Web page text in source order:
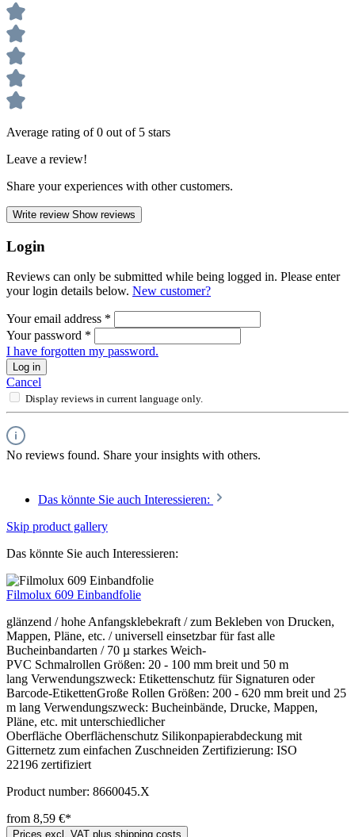
Average rating of 0 out of 5 stars
Leave a review!
Share your experiences with other customers.
Write review Show reviews
Login
Reviews can only be submitted while being logged in. Please enter
your login details below. New customer?
Your email address *
Your password *
I have forgotten my password.
Log in
Cancel
Display reviews in current language only.
No reviews found. Share your insights with others.
Das könnte Sie auch Interessieren:
Skip product gallery
Das könnte Sie auch Interessieren:
Filmolux 609 Einbandfolie
glänzend / hohe Anfangsklebekraft / zum Bekleben von Drucken,
Mappen, Pläne, etc. / universell einsetzbar für fast alle
Bucheinbandarten / 70 µ starkes Weich-
PVC Schmalrollen Größen: 20 - 100 mm breit und 50 m
lang Verwendungszweck: Etikettenschutz für Signaturen oder
Barcode-EtikettenGroße Rollen Größen: 200 - 620 mm breit und 25
m lang Verwendungszweck: Bucheinbände, Drucke, Mappen,
Pläne, etc. mit unterschiedlicher
Oberfläche Oberflächenschutz Silikonpapierabdeckung mit
Gitternetz zum einfachen Zuschneiden Zertifizierung: ISO
22196 zertifiziert
Product number: 8660045.X
from 8,59 €*
Prices excl. VAT plus shipping costs